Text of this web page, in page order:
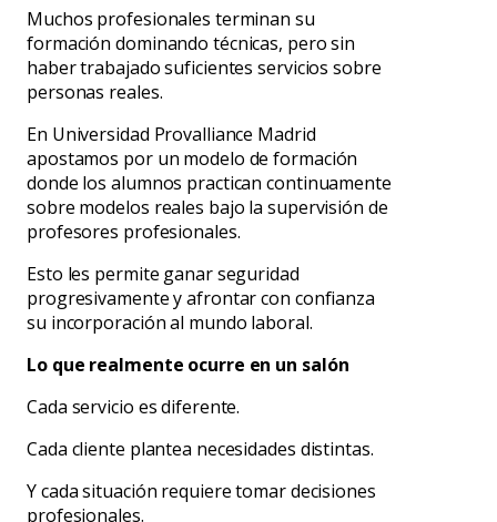
Muchos profesionales terminan su
formación dominando técnicas, pero sin
haber trabajado suficientes servicios sobre
personas reales.
En Universidad Provalliance Madrid
apostamos por un modelo de formación
donde los alumnos practican continuamente
sobre modelos reales bajo la supervisión de
profesores profesionales.
Esto les permite ganar seguridad
progresivamente y afrontar con confianza
su incorporación al mundo laboral.
Lo que realmente ocurre en un salón
Cada servicio es diferente.
Cada cliente plantea necesidades distintas.
Y cada situación requiere tomar decisiones
profesionales.